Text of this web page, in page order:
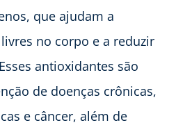
que ajudam a
no corpo e a reduzir
antioxidantes são
de doenças crônicas,
e câncer, além de